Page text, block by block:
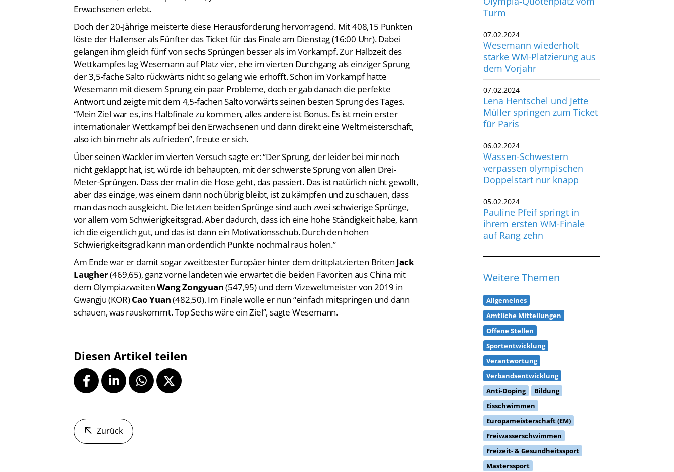
Doch der 20-Jährige meisterte diese Herausforderung hervorragend. Mit 408,15 Punkten
löste der Hallenser als Fünfter das Ticket für das Finale am Dienstag (16:00 Uhr). Dabei
gelangen ihm gleich fünf von sechs Sprüngen besser als im Vorkampf. Zur Halbzeit des
Wettkampfes lag Wesemann auf Platz vier, ehe im vierten Durchgang als einziger Sprung
der 3,5-fache Salto rückwärts nicht so gelang wie erhofft. Schon im Vorkampf hatte
Wesemann mit diesem Sprung ein paar Probleme, doch er gab danach die perfekte
Antwort und zeigte mit dem 4,5-fachen Salto vorwärts seinen besten Sprung des Tages.
“Mein Ziel war es, ins Halbfinale zu kommen, alles andere ist Bonus. Es ist mein erster
internationaler Wettkampf bei den Erwachsenen und dann direkt eine Weltmeisterschaft,
also ich bin mehr als zufrieden”, freute er sich.
Über seinen Wackler im vierten Versuch sagte er: “Der Sprung, der leider bei mir noch
nicht geklappt hat, ist, würde ich behaupten, mit der schwerste Sprung von allen Drei-
Meter-Sprüngen. Dass der mal in die Hose geht, das passiert. Das ist natürlich nicht gewollt,
aber das einzige, was einem dann noch übrig bleibt, ist zu kämpfen und zu schauen, dass
man das noch ausgleicht. Die letzten beiden Sprünge sind auch zwei schwierige Sprünge,
vor allem vom Schwierigkeitsgrad. Aber dadurch, dass ich eine hohe Ständigkeit habe, kann
ich die eigentlich gut, und das ist dann ein Motivationsschub. Durch den hohen
Schwierigkeitsgrad kann man ordentlich Punkte nochmal raus holen.”
Am Ende war er damit sogar zweitbester Europäer hinter dem drittplatzierten Briten
Laugher(469,65), ganz vorne landeten wie erwartet die beiden Favoriten aus China mit
dem OlympiazweitenWang Zongyuan(547,95) und dem Vizeweltmeister von 2019 in
Gwangju (KOR)Cao Yuan(482,50). Im Finale wolle er nun “einfach mitspringen und dann
schauen, was rauskommt. Top Sechs wäre ein Ziel”, sagte Wesemann.
Zurück
Wesemann wiederholt
starke WM-Platzierung aus
dem Vorjahr
07.02.2024
Lena Hentschel und Jette
Müller springen zum Ticket
für Paris
Wassen-Schwestern
verpassen olympischen
Doppelstart nur knapp
05.02.2024
Pauline Pfeif springt in
ihrem ersten WM-Finale
auf Rang zehn
Amtliche Mitteilungen
Offene Stellen
Sportentwicklung
Verantwortung
Verbandsentwicklung
Anti-Doping
Bildung
Eisschwimmen
Europameisterschaft (EM)
Freiwasserschwimmen
Freizeit- & Gesundheitssport
Masterssport
Masterssport Bildung